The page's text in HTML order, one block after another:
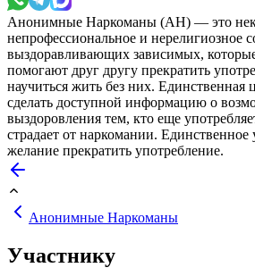
Анонимные Наркоманы (АН) — это
непрофессиональное и нерелигиозное
выздоравливающих зависимых,
помогают друг другу прекратить
научиться жить без них.
сделать доступной информацию о
выздоровления тем, кто еще
страдает от наркомании. Единственное
желание прекратить употребление.
Анонимные Наркоманы
Участнику